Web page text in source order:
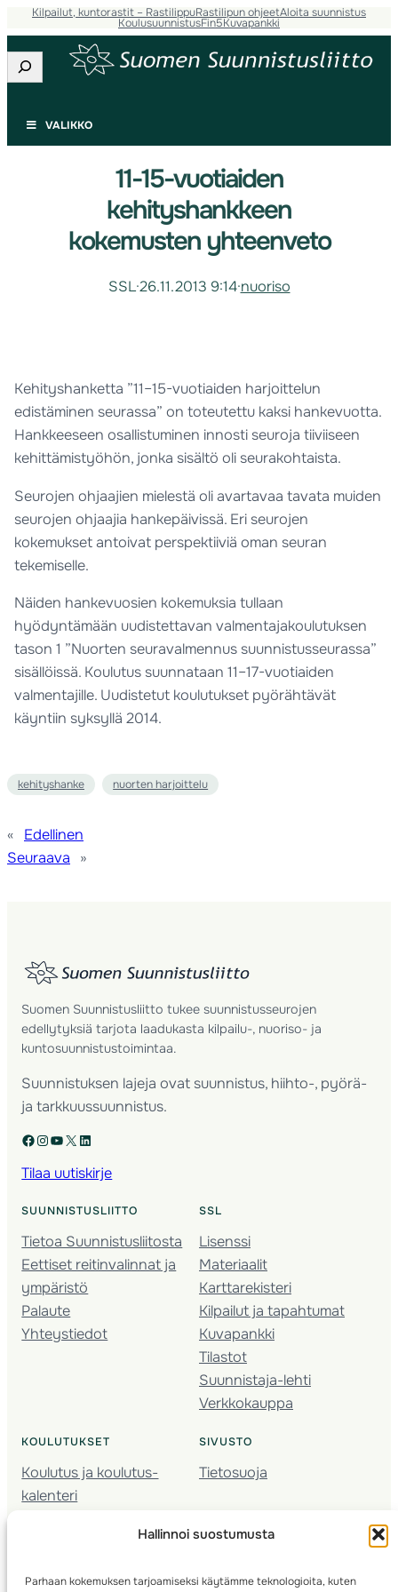
Hallinnoi suostumusta
Parhaan kokemuksen tarjoamiseksi käytämme teknologioita, kuten
Kilpailut, kuntorastit – RastilippuRastilipun ohjeetAloita suunnistus
KoulusuunnistusFin5Kuvapankki
Etsi
VALIKKO
11-15-vuotiaiden
kehityshankkeen
kokemusten yhteenveto
SSL·26.11.2013 9:14·nuoriso
Kehityshanketta ”11–15-vuotiaiden harjoittelun
edistäminen seurassa” on toteutettu kaksi hankevuotta.
Hankkeeseen osallistuminen innosti seuroja tiiviiseen
kehittämistyöhön, jonka sisältö oli seurakohtaista.
Seurojen ohjaajien mielestä oli avartavaa tavata muiden
seurojen ohjaajia hankepäivissä. Eri seurojen
kokemukset antoivat perspektiiviä oman seuran
tekemiselle.
Näiden hankevuosien kokemuksia tullaan
hyödyntämään uudistettavan valmentajakoulutuksen
tason 1 ”Nuorten seuravalmennus suunnistusseurassa”
sisällöissä. Koulutus suunnataan 11–17-vuotiaiden
valmentajille. Uudistetut koulutukset pyörähtävät
käyntiin syksyllä 2014.
kehityshanke nuorten harjoittelu
«
Edellinen
Seuraava
»
Suomen Suunnistusliitto tukee suunnistusseurojen
edellytyksiä tarjota laadukasta kilpailu-, nuoriso- ja
kuntosuunnistustoimintaa.
Suunnistuksen lajeja ovat suunnistus, hiihto-, pyörä-
ja tarkkuussuunnistus.
Facebook Instagram YouTube X LinkedIn
Tilaa uutiskirje
SUUNNISTUSLIITTO
Tietoa Suunnistusliitosta
Eettiset reitinvalinnat ja
ympäristö
Palaute
Yhteystiedot
SSL
Lisenssi
Materiaalit
Karttarekisteri
Kilpailut ja tapahtumat
Kuvapankki
Tilastot
Suunnistaja-lehti
Verkkokauppa
KOULUTUKSET
Koulutus ja koulutus­
kalenteri
Seura­kehittäminen
Kartoitus
SIVUSTO
Tietosuoja